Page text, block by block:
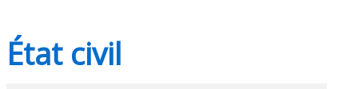
État civil